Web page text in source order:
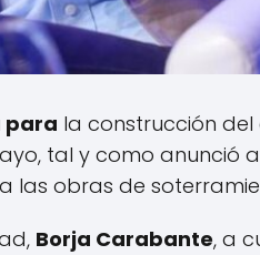
para la construcción del
tal y como anunció
las obras de
Borja Carabante, a